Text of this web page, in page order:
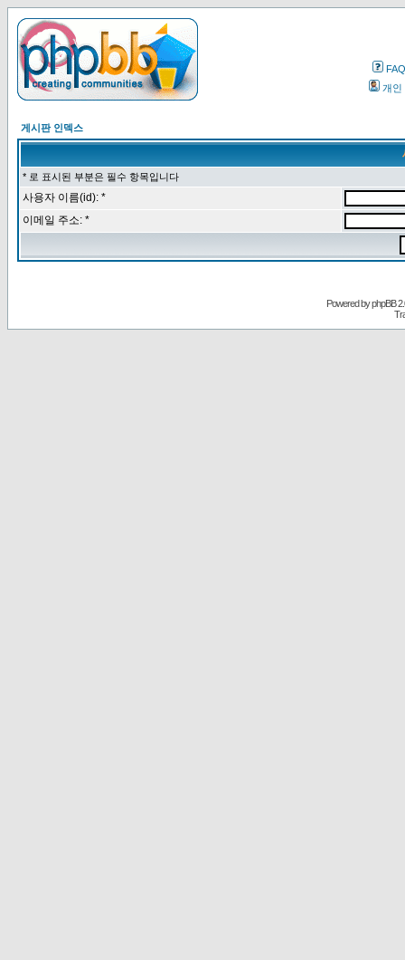
FAQ
개인
게시판 인덱스
* 로 표시된 부분은 필수 항목입니다
사용자 이름(id): *
이메일 주소: *
Powered byphpBB